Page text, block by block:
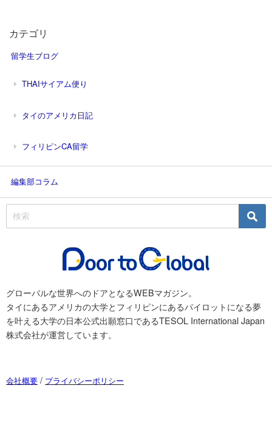
カテゴリ
留学生ブログ
THAIサイアム便り
タイのアメリカ日記
フィリピンCA留学
編集部コラム
グローバルな世界へのドアとなるWEBマガジン。
タイにあるアメリカの大学とフィリピンにあるパイロットになる夢
を叶える大学の日本公式出願窓口であるTESOL International Japan
株式会社が運営しています。
会社概要 / プライバシーポリシー